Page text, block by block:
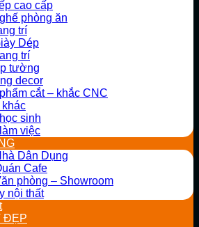
cao cấp
phòng ăn
trí
Dép
trí
tường
decor
cắt – khắc CNC
khác
sinh
việc
Dân Dụng
Cafe
phòng – Showroom
nội thất
ĐẸP